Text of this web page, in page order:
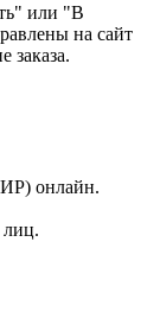
или "В
на сайт
заказа.
онлайн.
лиц.